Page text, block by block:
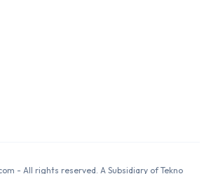
- All rights reserved. A Subsidiary of Tekno